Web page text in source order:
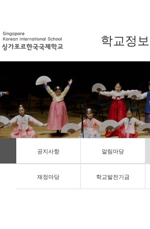
학교정보
공지사항 알림마당
재정마당 학교발전기금